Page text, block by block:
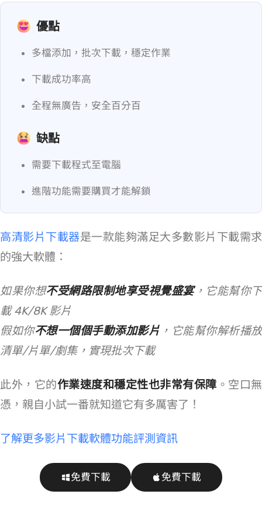
優點
多檔添加，批次下載，穩定作業
下載成功率高
全程無廣告，安全百分百
缺點
需要下載程式至電腦
進階功能需要購買才能解鎖
VideoHunter 高清影片下載器是一款能夠滿足大多數影片下載需求
的強大軟體：
如果你想不受網路限制地享受視覺盛宴，它能幫你下
載 4K/8K 影片
假如你不想一個個手動添加影片 ，它能幫你解析播放
清單/片單/劇集，實現批次下載
此外，它的作業速度和穩定性也非常有保障 。空口無
憑，親自小試一番就知道它有多厲害了！
>> 了解更多 VideoHunter 影片下載軟體功能評測資訊
免費下載 免費下載